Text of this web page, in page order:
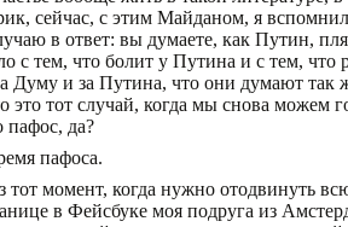
сейчас, с этим Майданом, я
в ответ: вы думаете, как Путин,
с тем, что болит у Путина и с тем,
Думу и за Путина, что они думают так
это тот случай, когда мы снова можем
пафос, да?
пафоса.
тот момент, когда нужно отодвинуть
в Фейсбуке моя подруга из